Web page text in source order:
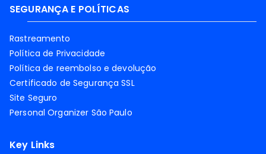
SEGURANÇA E POLÍTICAS
Rastreamento
Política de Privacidade
Política de reembolso e devolução
Certificado de Segurança SSL
Site Seguro
Personal Organizer São Paulo
Key Links